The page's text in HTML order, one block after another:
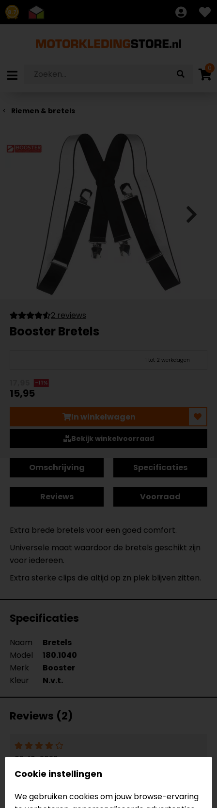
8.7
0
Riemen & bretels
2 reviews
Booster Bretels
1 tot 2 werkdagen
-11%
15,95
In winkelwagen
Bekijk winkelvoorraad
Omschrijving Specificaties
Reviews Voorraad
Extra brede bretels voor een goed comfort.
Universele maat waardoor de bretels geschikt zijn
voor iedereen.
Extra sterke clips die altijd op zn plek blijven zitten.
Specificaties
Naam
Bretels
Model
180.1040
Merk
Booster
Kleur
N.v.t.
Reviews (2)
09-10-2023
Doet wat hij moet doen, de (regen)motorbroek
- Knippers
Cookie instellingen
We gebruiken cookies om jouw browse-ervaring